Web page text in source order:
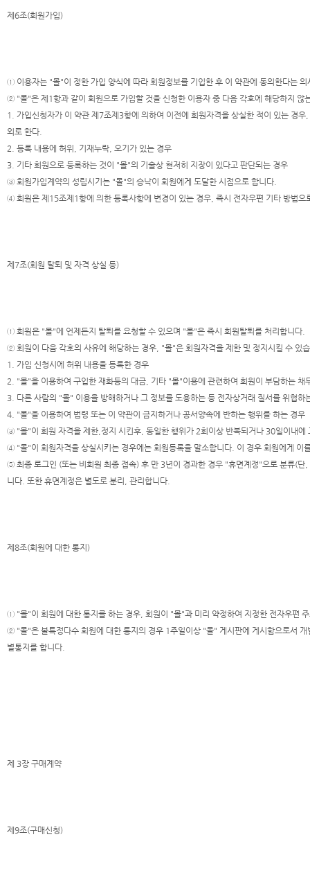
제6조(회원가입)
① 이용자는 "몰"이 정한 가입 양식에 따라 회원정보를 기입한 후 이 약관에 동의한다는
② "몰"은 제1항과 같이 회원으로 가입할 것을 신청한 이용자 중 다음 각호에 해당하지 않
1. 가입신청자가 이 약관 제7조제3항에 의하여 이전에 회원자격을 상실한 적이 있는 경
외로 한다.
2. 등록 내용에 허위, 기재누락, 오기가 있는 경우
3. 기타 회원으로 등록하는 것이 "몰"의 기술상 현저히 지장이 있다고 판단되는 경우
③ 회원가입계약의 성립시기는 "몰"의 승낙이 회원에게 도달한 시점으로 합니다.
④ 회원은 제15조제1항에 의한 등록사항에 변경이 있는 경우, 즉시 전자우편 기타 방법
제7조(회원 탈퇴 및 자격 상실 등)
① 회원은 "몰"에 언제든지 탈퇴를 요청할 수 있으며 "몰"은 즉시 회원탈퇴를 처리합니다.
② 회원이 다음 각호의 사유에 해당하는 경우, "몰"은 회원자격을 제한 및 정지시킬 수 있
1. 가입 신청시에 허위 내용을 등록한 경우
2. "몰"을 이용하여 구입한 재화등의 대금, 기타 "몰"이용에 관련하여 회원이 부담하는 채
3. 다른 사람의 "몰" 이용을 방해하거나 그 정보를 도용하는 등 전자상거래 질서를 위협하
4. "몰"을 이용하여 법령 또는 이 약관이 금지하거나 공서양속에 반하는 행위를 하는 경우
③ "몰"이 회원 자격을 제한,정지 시킨후, 동일한 행위가 2회이상 반복되거나 30일이내
④ "몰"이 회원자격을 상실시키는 경우에는 회원등록을 말소합니다. 이 경우 회원에게
⑤ 최종 로그인 (또는 비회원 최종 접속) 후 만 3년이 경과한 경우 "휴면계정"으로 분류(
니다. 또한 휴면계정은 별도로 분리, 관리합니다.
제8조(회원에 대한 통지)
① "몰"이 회원에 대한 통지를 하는 경우, 회원이 "몰"과 미리 약정하여 지정한 전자우편
② "몰"은 불특정다수 회원에 대한 통지의 경우 1주일이상 "몰" 게시판에 게시함으로서
별통지를 합니다.
제 3장 구매계약
제9조(구매신청)